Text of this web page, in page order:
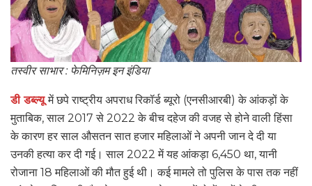
तस्वीर साभार : फेमिनिज़म इन इंडिया
डी डब्ल्यू में छपे राष्ट्रीय अपराध रिकॉर्ड ब्यूरो (एनसीआरबी) के आंकड़ों के
मुताबिक, साल 2017 से 2022 के बीच दहेज की वजह से होने वाली हिंसा
के कारण हर साल औसतन सात हजार महिलाओं ने अपनी जान दे दी या
उनकी हत्या कर दी गई। साल 2022 में यह आंकड़ा 6,450 था, यानी
रोजाना 18 महिलाओं की मौत हुई थी। कई मामले तो पुलिस के पास तक नहीं